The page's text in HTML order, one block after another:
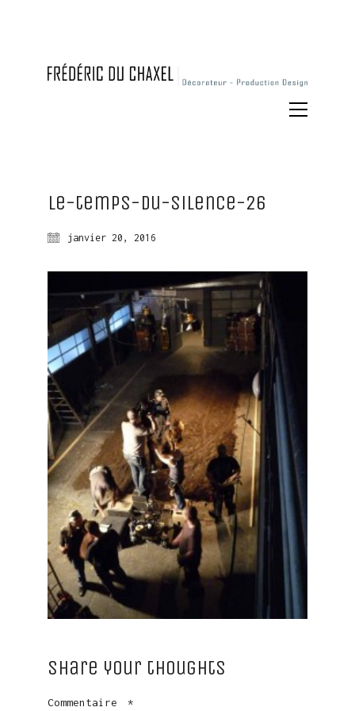
Le-temps-du-silence-26
janvier 20, 2016
Share your thoughts
Commentaire *